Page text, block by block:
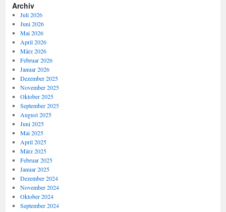
Archiv
Juli 2026
Juni 2026
Mai 2026
April 2026
März 2026
Februar 2026
Januar 2026
Dezember 2025
November 2025
Oktober 2025
September 2025
August 2025
Juni 2025
Mai 2025
April 2025
März 2025
Februar 2025
Januar 2025
Dezember 2024
November 2024
Oktober 2024
September 2024